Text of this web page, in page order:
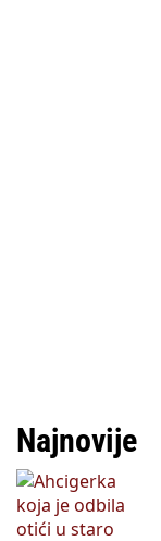
Najnovije